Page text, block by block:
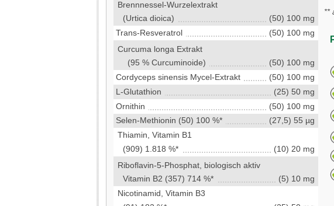
Brennnessel-Wurzelextrakt
(Urtica dioica)
(50) 100 mg
Trans-Resveratrol
(50) 100 mg
Curcuma longa Extrakt
(95 % Curcuminoide)
(50) 100 mg
Cordyceps sinensis Mycel-Extrakt
(50) 100 mg
L-Glutathion
(25) 50 mg
Ornithin
(50) 100 mg
Selen-Methionin (50) 100 %*
(27,5) 55 µg
Thiamin, Vitamin B1
(909) 1.818 %*
(10) 20 mg
Riboflavin-5-Phosphat, biologisch aktiv
Vitamin B2 (357) 714 %*
(5) 10 mg
Nicotinamid, Vitamin B3
**